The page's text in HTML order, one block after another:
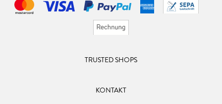
TRUSTED SHOPS
KONTAKT